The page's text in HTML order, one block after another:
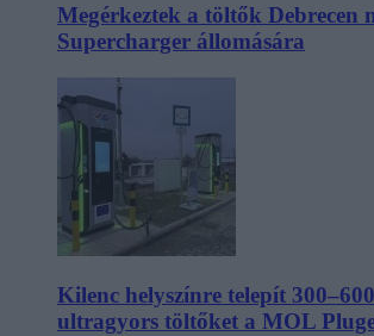
Megérkeztek a töltők Debrecen
Supercharger állomására
Kilenc helyszínre telepít
ultragyors töltőket a MOL